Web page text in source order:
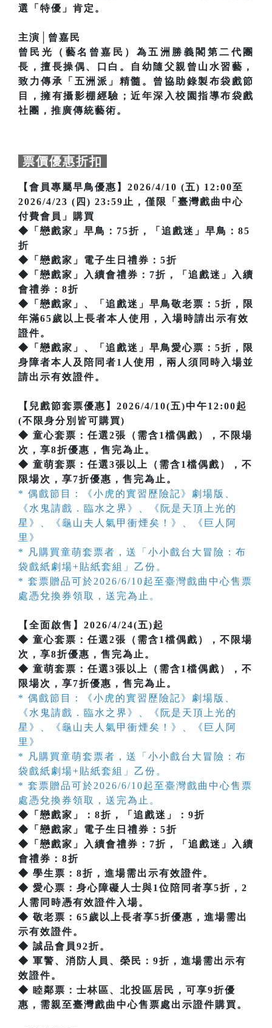
選「特優」肯定。
主演│曾嘉民
曾民光（藝名曾嘉民）為五洲勝義閣第二代團
長，擅長操偶、口白。自幼隨父親曾山水習藝，
致力傳承「五洲派」精髓。曾協助錄製布袋戲節
目，擁有攝影棚經驗；近年深入校園指導布袋戲
社團，推廣傳統藝術。
票價優惠折扣
【會員專屬早鳥優惠】2026/4/10 (五) 12:00至
2026/4/23 (四) 23:59止，僅限「臺灣戲曲中心
付費會員」購買
◆「戀戲家」早鳥：75折，「追戲迷」早鳥：85
折
◆「戀戲家」電子生日禮券：5折
◆「戀戲家」入續會禮券：7折，「追戲迷」入續
會禮券：8折
◆「戀戲家」、「追戲迷」早鳥敬老票：5折，限
年滿65歲以上長者本人使用，入場時請出示有效
證件。
◆「戀戲家」、「追戲迷」早鳥愛心票：5折，限
身障者本人及陪同者1人使用，兩人須同時入場並
請出示有效證件。
【兒戲節套票優惠】2026/4/10(五)中午12:00起
(不限身分別皆可購買)
◆ 童心套票：任選2張（需含1檔偶戲），不限場
次，享8折優惠，售完為止。
◆ 童萌套票：任選3張以上（需含1檔偶戲），不
限場次，享7折優惠，售完為止。
* 偶戲節目：《小虎的實習歷險記》劇場版、
《水鬼請戲．臨水之界》、《阮是天頂上光的
星》、《龜山夫人氣甲衝煙矣！》、《巨人阿
里》
* 凡購買童萌套票者，送「小小戲台大冒險：布
袋戲紙劇場+貼紙套組」乙份。
* 套票贈品可於2026/6/10起至臺灣戲曲中心售票
處憑兌換券領取，送完為止。
【全面啟售】2026/4/24(五)起
◆ 童心套票：任選2張（需含1檔偶戲），不限場
次，享8折優惠，售完為止。
◆ 童萌套票：任選3張以上（需含1檔偶戲），不
限場次，享7折優惠，售完為止。
* 偶戲節目：《小虎的實習歷險記》劇場版、
《水鬼請戲．臨水之界》、《阮是天頂上光的
星》、《龜山夫人氣甲衝煙矣！》、《巨人阿
里》
* 凡購買童萌套票者，送「小小戲台大冒險：布
袋戲紙劇場+貼紙套組」乙份。
* 套票贈品可於2026/6/10起至臺灣戲曲中心售票
處憑兌換券領取，送完為止。
◆「戀戲家」：8折，「追戲迷」：9折
◆「戀戲家」電子生日禮券：5折
◆「戀戲家」入續會禮券：7折，「追戲迷」入續
會禮券：8折
◆ 學生票：8折，進場需出示有效證件。
◆ 愛心票：身心障礙人士與1位陪同者享5折，2
人需同時憑有效證件入場。
◆ 敬老票：65歲以上長者享5折優惠，進場需出
示有效證件。
◆ 誠品會員92折。
◆ 軍警、消防人員、榮民：9折，進場需出示有
效證件。
◆ 睦鄰票：士林區、北投區居民，可享9折優
惠，需親至臺灣戲曲中心售票處出示證件購買。